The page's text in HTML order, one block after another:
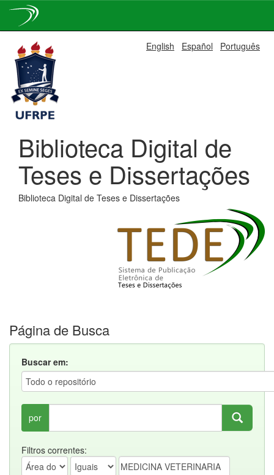
navigation
English Español Português
Biblioteca Digital de
Teses e Dissertações
Biblioteca Digital de Teses e Dissertações
Página de Busca
Buscar em:
por
Filtros correntes: